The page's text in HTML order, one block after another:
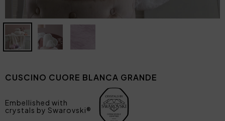
CUSCINO CUORE BLANCA GRANDE
Embellished with
crystals by Swarovski®